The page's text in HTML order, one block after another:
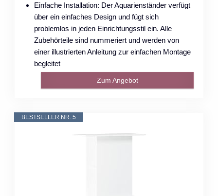
Einfache Installation: Der Aquarienständer verfügt
über ein einfaches Design und fügt sich
problemlos in jeden Einrichtungsstil ein. Alle
Zubehörteile sind nummeriert und werden von
einer illustrierten Anleitung zur einfachen Montage
begleitet
Zum Angebot
BESTSELLER NR. 5